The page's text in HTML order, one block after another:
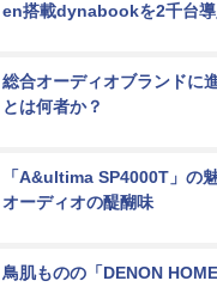
en搭載dynabookを2千台導
総合オーディオブランドに
とは何者か？
「A&ultima SP4000T」の
オーディオの醍醐味
鳥肌ものの「DENON